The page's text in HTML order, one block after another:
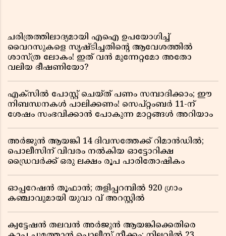
ചരിത്രത്തിലാദ്യമായി എഐ ഉപയോഗിച്ച്
വൈറസുകളെ സൃഷ്ടിച്ചതിന്റെ ആവേശത്തിൽ
ശാസ്ത്ര ലോകം! ഇത് വൻ മുന്നേറ്റമോ അതോ
വലിയ ഭീഷണിയോ?
എക്സിൽ പോസ്റ്റ് ചെയ്ത് പണം സമ്പാദിക്കാം; ഈ
നിബന്ധനകൾ പാലിക്കണം! സെപ്റ്റംബർ 11-ന്
ശേഷം സംഭവിക്കാൻ പോകുന്ന മാറ്റങ്ങൾ അറിയാം
അർജുൻ ആയങ്കി 14 ദിവസത്തേക്ക് റിമാൻഡിൽ;
പൊലീസിന് വിവരം നൽകിയ ഓട്ടോറിക്ഷ
ഡ്രൈവർക്ക് ഒരു ലക്ഷം രൂപ പാരിതോഷികം
ഓപ്പറേഷൻ തൂഫാൻ; തളിപ്പറമ്പിൽ 920 ഗ്രാം
കഞ്ചാവുമായി യുവാ വ് അറസ്റ്റിൽ
ക്വട്ടേഷൻ തലവൻ അർജുൻ ആയങ്കിക്കെതിരെ